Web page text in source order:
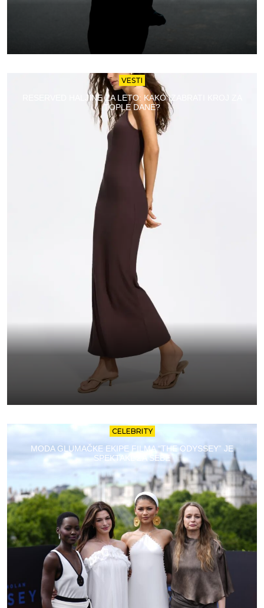
VESTI
RESERVED HALJINE ZA LETO: KAKO IZABRATI KROJ ZA
TOPLE DANE?
CELEBRITY
MODA GLUMAČKE EKIPE FILMA “THE ODYSSEY” JE
SPEKTAKL ZA SEBE